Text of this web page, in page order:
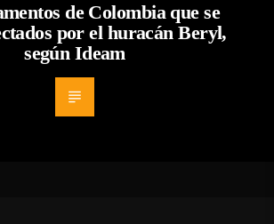
de Colombia que se
por el huracán Beryl,
según Ideam